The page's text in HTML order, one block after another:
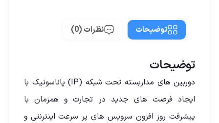
توضیحات نظرات (0)
توضیحات
دوربین های مداربسته تحت شبکه (IP) پاناسونیک با
ایجاد فرصت های جدید در تجارت و همزمان با
پیشرفت روز افزون سرویس های پر سرعت اینترنتی و